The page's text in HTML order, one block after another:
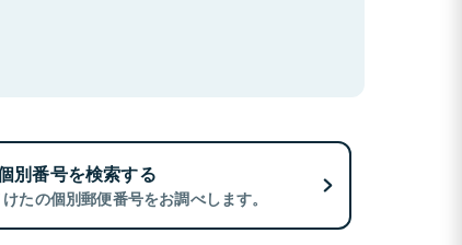
別番号を検索する
たの個別郵便番号をお調べします。